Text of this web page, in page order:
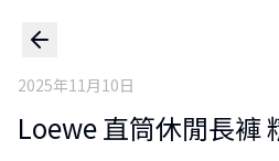
2025年11月10日
Loewe 直筒休閒長褲